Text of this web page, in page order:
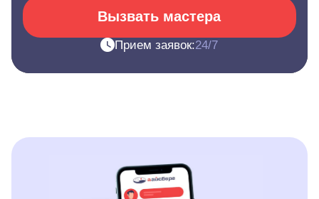
Вызвать мастера
Прием заявок:24/7